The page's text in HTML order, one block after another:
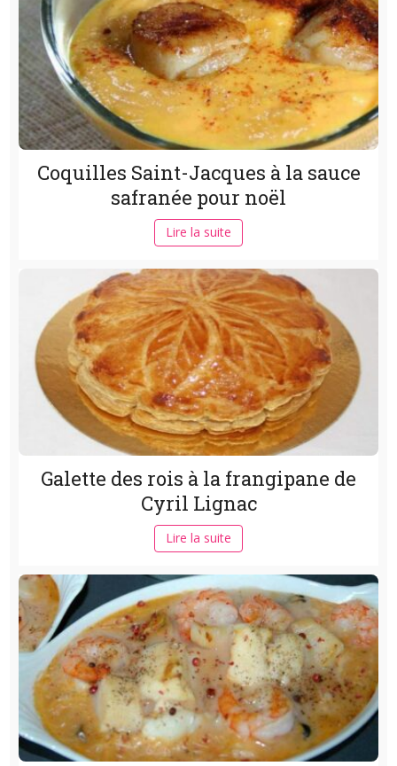
Coquilles Saint-Jacques à la sauce
safranée pour noël
Lire la suite
Galette des rois à la frangipane de
Cyril Lignac
Lire la suite